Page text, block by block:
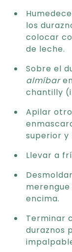
los
colocar
de leche.
Sobre el
almíbar
chantilly
Apilar
superior
Llevar a
encima.
Terminar
duraznos